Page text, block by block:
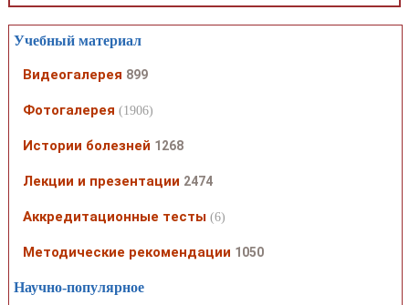
Учебный материал
Видеогалерея 899
Фотогалерея (1906)
Истории болезней 1268
Лекции и презентации 2474
Аккредитационные тесты (6)
Методические рекомендации 1050
Научно-популярное